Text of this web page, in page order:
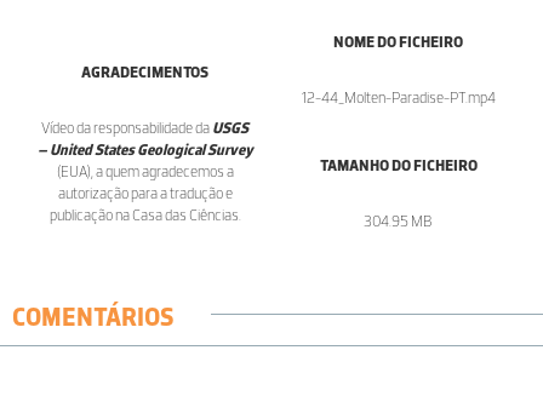
AGRADECIMENTOS
Vídeo da responsabilidade da USGS
– United States Geological Survey
(EUA), a quem agradecemos a
autorização para a tradução e
publicação na Casa das Ciências.
NOME DO FICHEIRO
12-44_Molten-Paradise-PT.mp4
TAMANHO DO FICHEIRO
304.95 MB
COMENTÁRIOS